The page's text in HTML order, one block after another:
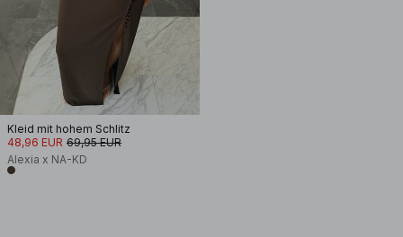
Kleid mit hohem Schlitz
48,96 EUR 69,95 EUR
Alexia x NA-KD